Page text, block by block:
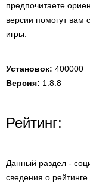
предпочитаете
версии помогут вам
игры.
Установок: 400000
Версия: 1.8.8
Рейтинг:
Данный раздел -
сведения о